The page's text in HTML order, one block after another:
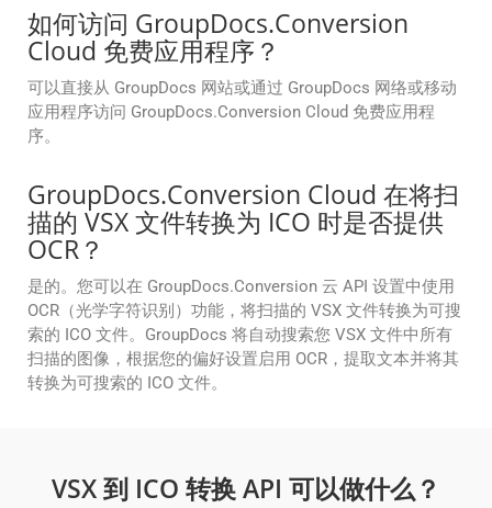
如何访问 GroupDocs.Conversion
Cloud 免费应用程序？
可以直接从 GroupDocs 网站或通过 GroupDocs 网络或移动
应用程序访问 GroupDocs.Conversion Cloud 免费应用程
序。
GroupDocs.Conversion Cloud 在将扫
描的 VSX 文件转换为 ICO 时是否提供
OCR？
是的。您可以在 GroupDocs.Conversion 云 API 设置中使用
OCR（光学字符识别）功能，将扫描的 VSX 文件转换为可搜
索的 ICO 文件。GroupDocs 将自动搜索您 VSX 文件中所有
扫描的图像，根据您的偏好设置启用 OCR，提取文本并将其
转换为可搜索的 ICO 文件。
VSX 到 ICO 转换 API 可以做什么？